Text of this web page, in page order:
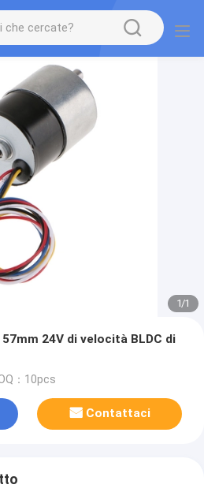
1/1
24V di velocità BLDC di
：10pcs
Contattaci